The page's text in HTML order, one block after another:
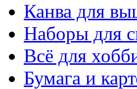
Канва для
Наборы для
Всё для
Бумага и